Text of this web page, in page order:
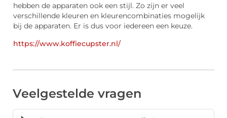
hebben de apparaten ook een stijl. Zo zijn er veel
verschillende kleuren en kleurencombinaties mogelijk
bij de apparaten. Er is dus voor iedereen een keuze.
https://www.koffiecupster.nl/
Veelgestelde vragen